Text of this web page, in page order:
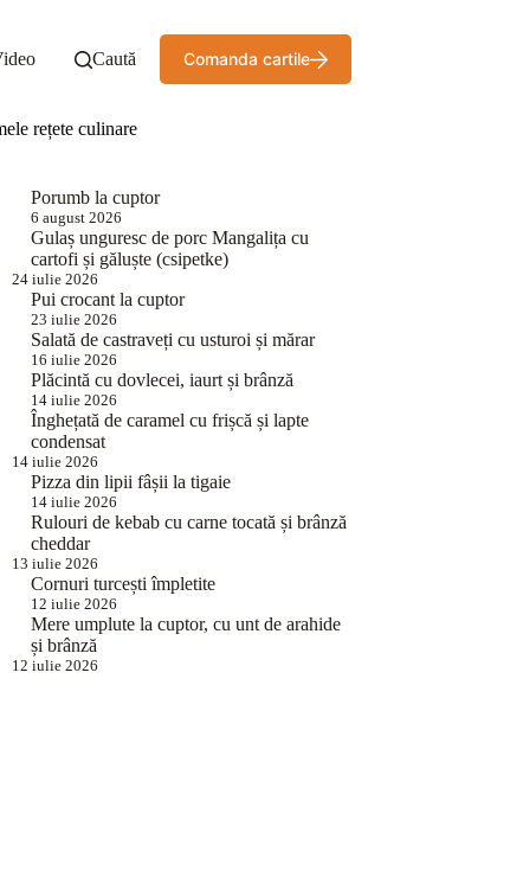
Caută Comanda cartile
rețete culinare
Porumb la cuptor
6 august 2026
Gulaș unguresc de porc Mangalița cu
cartofi și găluște (csipetke)
24 iulie 2026
Pui crocant la cuptor
23 iulie 2026
Salată de castraveți cu usturoi și mărar
16 iulie 2026
Plăcintă cu dovlecei, iaurt și brânză
14 iulie 2026
Înghețată de caramel cu frișcă și lapte
condensat
14 iulie 2026
Pizza din lipii fâșii la tigaie
14 iulie 2026
Rulouri de kebab cu carne tocată și brânză
cheddar
13 iulie 2026
Cornuri turcești împletite
12 iulie 2026
Mere umplute la cuptor, cu unt de arahide
și brânză
12 iulie 2026